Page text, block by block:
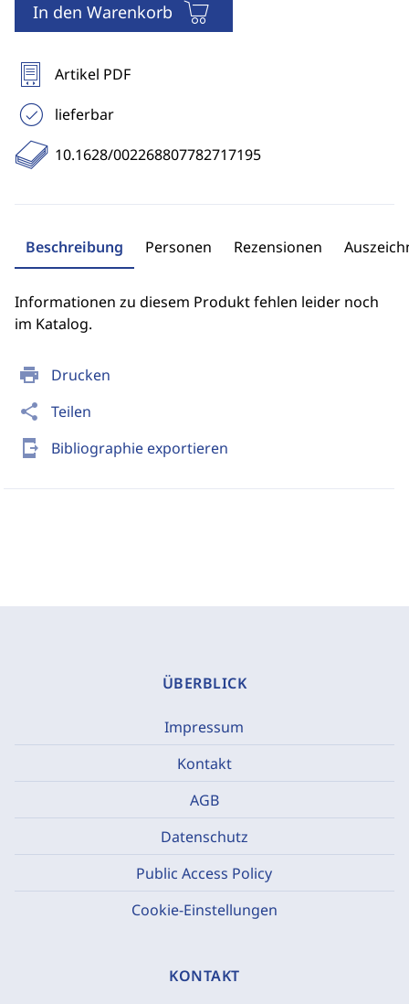
print Drucken
share Teilen
send_to_mobile Bibliographie exportieren
In den Warenkorb
Artikel PDF
lieferbar
10.1628/002268807782717195
Beschreibung Personen Rezensionen
Informationen zu diesem Produkt fehlen leider noch
im Katalog.
ÜBERBLICK
Impressum
Kontakt
AGB
Datenschutz
Public Access Policy
Cookie-Einstellungen
KONTAKT